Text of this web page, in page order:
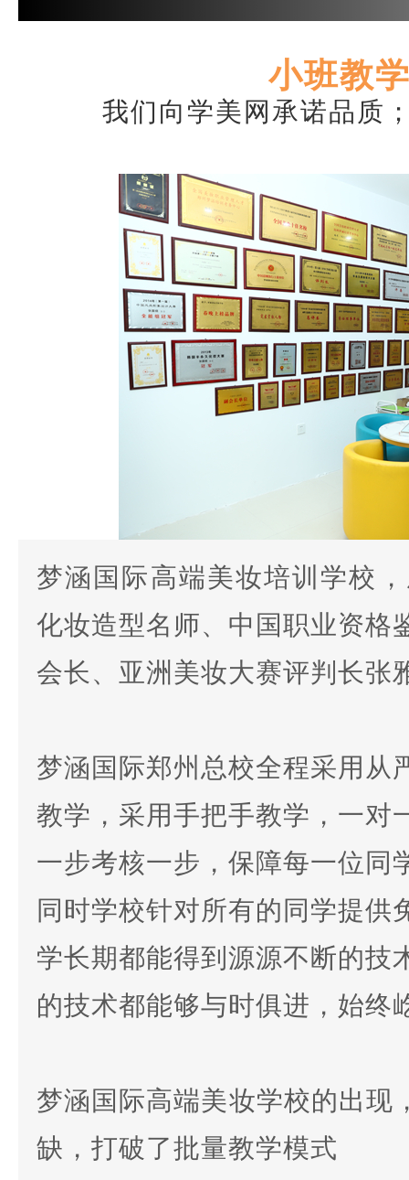
小班教
我们向学美网承诺品质
梦涵国际高端美妆培训学校
化妆造型名师、中国职业资格
会长、亚洲美妆大赛评判长张
梦涵国际郑州总校全程采用从
教学，采用手把手教学，一对
一步考核一步，保障每一位同
同时学校针对所有的同学提供
学长期都能得到源源不断的技
的技术都能够与时俱进，始终
梦涵国际高端美妆学校的出现
缺，打破了批量教学模式